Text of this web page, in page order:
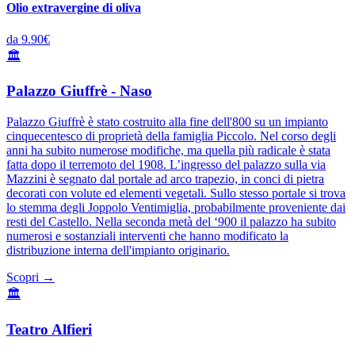
Olio extravergine di oliva
da 9.90€
🏛️
Palazzo Giuffrè - Naso
Palazzo Giuffrè è stato costruito alla fine dell'800 su un impianto
cinquecentesco di proprietà della famiglia Piccolo. Nel corso degli
anni ha subito numerose modifiche, ma quella più radicale è stata
fatta dopo il terremoto del 1908. L’ingresso del palazzo sulla via
Mazzini è segnato dal portale ad arco trapezio, in conci di pietra
decorati con volute ed elementi vegetali. Sullo stesso portale si trova
lo stemma degli Joppolo Ventimiglia, probabilmente proveniente dai
resti del Castello. Nella seconda metà del ‘900 il palazzo ha subito
numerosi e sostanziali interventi che hanno modificato la
distribuzione interna dell'impianto originario.
Scopri →
🏛️
Teatro Alfieri